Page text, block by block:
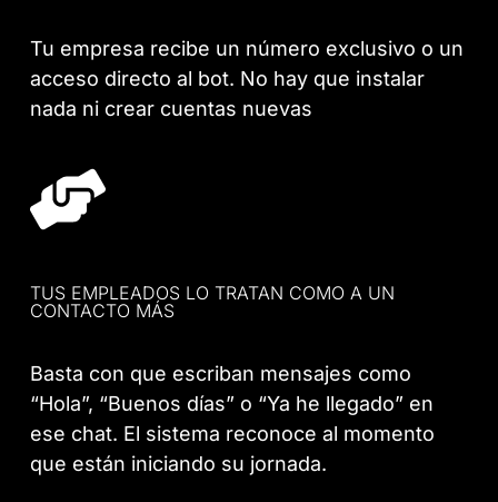
Tu empresa recibe un número exclusivo o un
acceso directo al bot. No hay que instalar
nada ni crear cuentas nuevas
TUS EMPLEADOS LO TRATAN COMO A UN
CONTACTO MÁS
Basta con que escriban mensajes como
“Hola”, “Buenos días” o “Ya he llegado” en
ese chat. El sistema reconoce al momento
que están iniciando su jornada.